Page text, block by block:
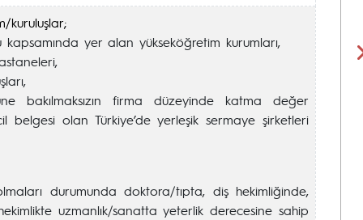
kuruluşlar;
kapsamında yer alan yükseköğretim kurumları,
bakılmaksızın firma düzeyinde katma değer
olan Türkiye’de yerleşik sermaye şirketleri
durumunda doktora/tıpta, diş hekimliğinde,
uzmanlık/sanatta yeterlik derecesine sahip